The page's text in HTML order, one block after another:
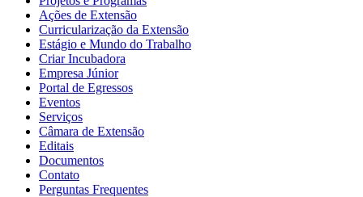
Ações de Extensão
Curricularização da Extensão
Estágio e Mundo do Trabalho
Criar Incubadora
Empresa Júnior
Portal de Egressos
Eventos
Serviços
Câmara de Extensão
Editais
Documentos
Contato
Perguntas Frequentes